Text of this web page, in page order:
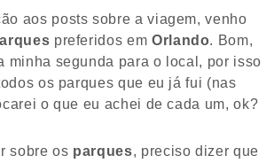
aos posts sobre a viagem, venho
preferidos em Orlando. Bom,
minha segunda para o local, por isso
os parques que eu já fui (nas
o que eu achei de cada um, ok?
sobre os parques, preciso dizer que